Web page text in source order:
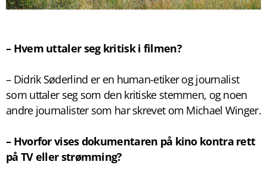
– Hvem uttaler seg kritisk i filmen?
– Didrik Søderlind er en human-etiker og journalist
som uttaler seg som den kritiske stemmen, og noen
andre journalister som har skrevet om Michael Winger.
– Hvorfor vises dokumentaren på kino kontra rett
på TV eller strømming?